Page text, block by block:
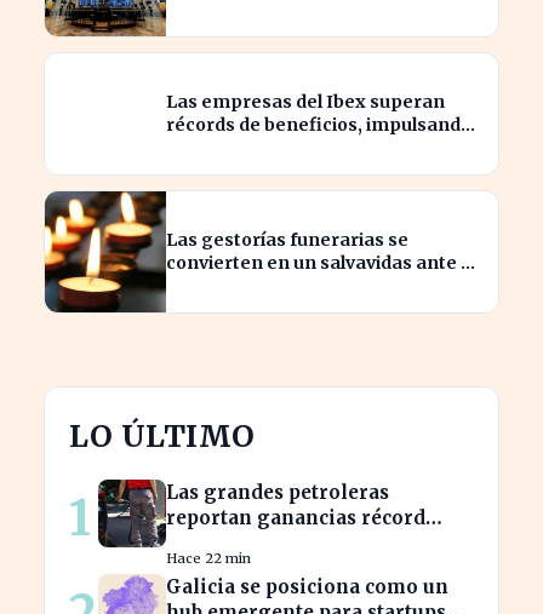
sector
Las empresas del Ibex superan
récords de beneficios, impulsando
Las gestorías funerarias se
convierten en un salvavidas ante el
tras un fallecimiento.
LO ÚLTIMO
1
Las grandes petroleras
reportan ganancias récord
Irán
Hace 22 min
Galicia se posiciona como un